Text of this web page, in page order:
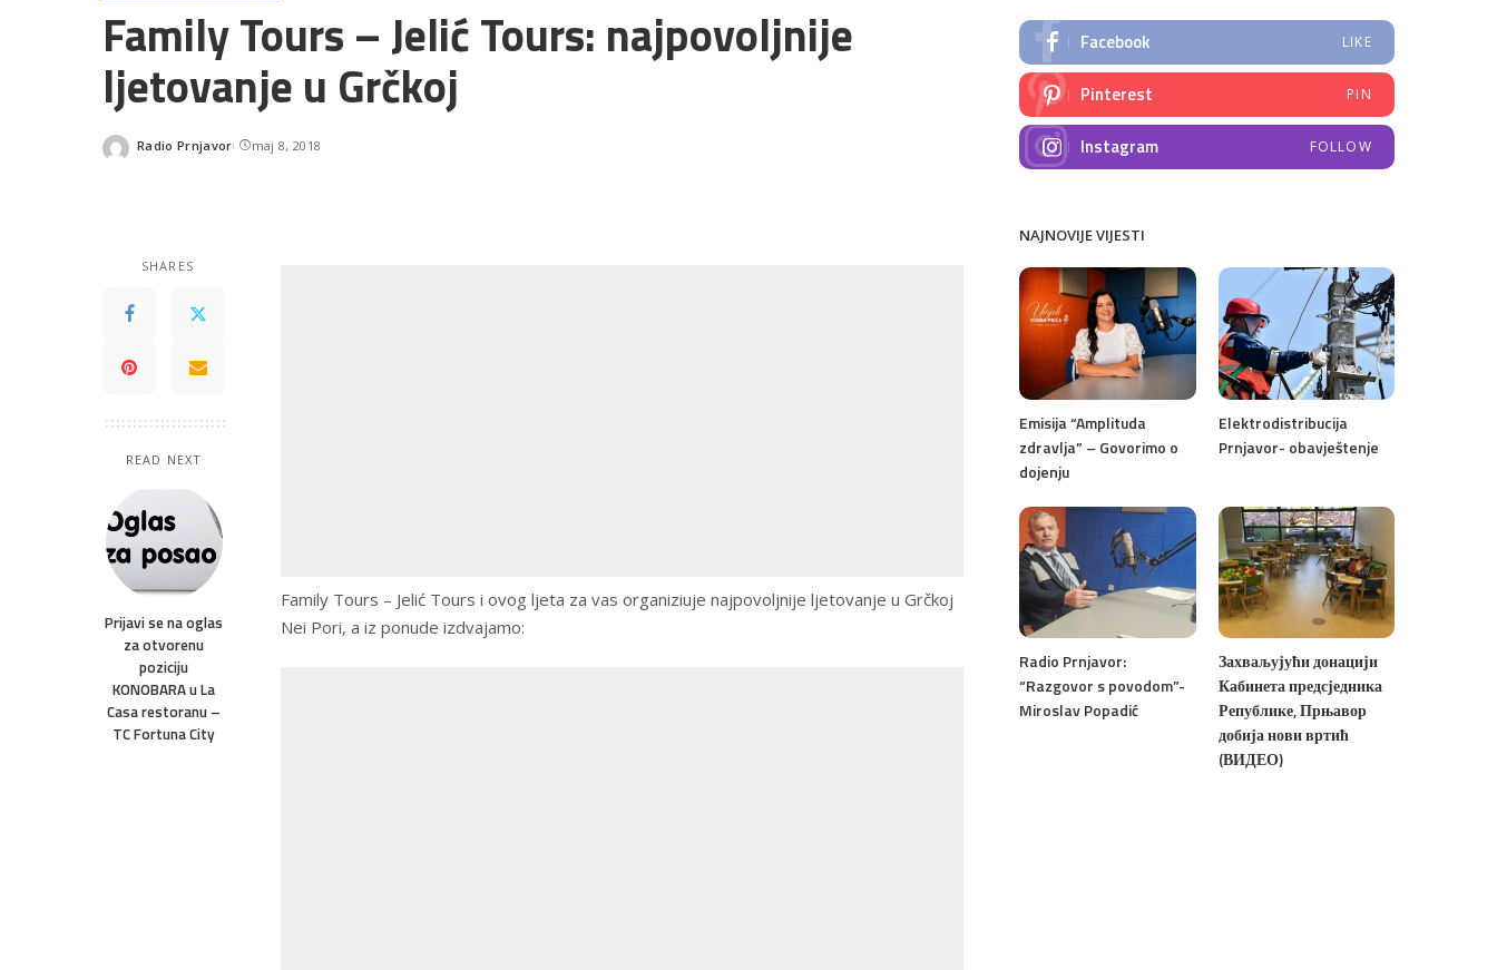
Family Tours – Jelić Tours: najpovoljnije
ljetovanje u Grčkoj
Posted
Radio Prnjavor maj 8, 2018
SHARES
READ NEXT
Prijavi se na oglas
za otvorenu
poziciju
KONOBARA u La
Casa restoranu –
TC Fortuna City
Family Tours – Jelić Tours i ovog ljeta za vas organiziuje najpovoljnije ljetovanje u Grčkoj
Nei Pori, a iz ponude izdvajamo:
Facebook LIKE
Pinterest PIN
Instagram FOLLOW
NAJNOVIJE VIJESTI
Emisija “Amplituda
zdravlja” – Govorimo o
dojenju
Elektrodistribucija
Prnjavor- obavještenje
Radio Prnjavor:
“Razgovor s povodom”-
Miroslav Popadić
Захваљујући донацији
Кабинета предсједника
Републике, Прњавор
добија нови вртић
(ВИДЕО)